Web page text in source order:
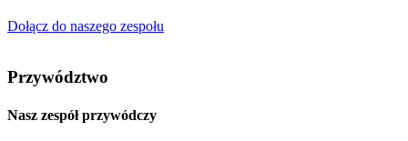
Dołącz do naszego zespołu
Przywództwo
Nasz zespół przywódczy